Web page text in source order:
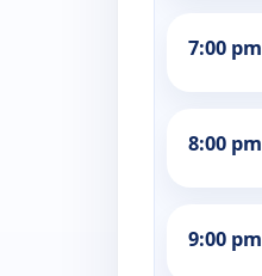
7:00 pm
8:00 pm
9:00 pm